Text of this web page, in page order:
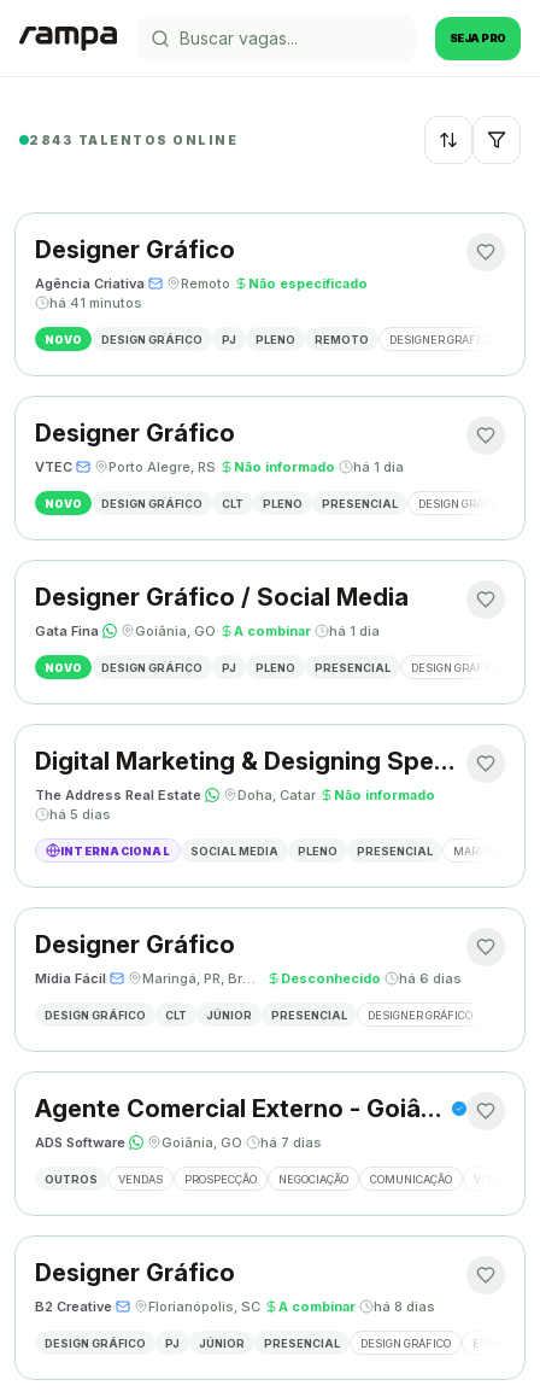
SEJA PRO
2843 TALENTOS ONLINE Recentes
Designer Gráfico
Agência Criativa· · Remoto· Não especificado·
há 41 minutos
NOVO DESIGN GRÁFICO PJ PLENO REMOTO DESIGNER GRÁFICO
Designer Gráfico
VTEC· · Porto Alegre, RS· Não informado· há 1 dia
NOVO DESIGN GRÁFICO CLT PLENO PRESENCIAL DESIGN GRÁFICO
Designer Gráfico / Social Media
Gata Fina· · Goiânia, GO· A combinar· há 1 dia
NOVO DESIGN GRÁFICO PJ PLENO PRESENCIAL DESIGN GRÁFICO
Digital Marketing & Designing Specialist
The Address Real Estate· · Doha, Catar· Não informado·
há 5 dias
INTERNACIONAL SOCIAL MEDIA PLENO PRESENCIAL MARKETING
Designer Gráfico
Mídia Fácil· · Maringá, PR, Brasil · Desconhecido· há 6 dias
DESIGN GRÁFICO CLT JÚNIOR PRESENCIAL DESIGNER GRÁFICO
Agente Comercial Externo - Goiânia
ADS Software· · Goiânia, GO· há 7 dias
OUTROS VENDAS PROSPECÇÃO NEGOCIAÇÃO COMUNICAÇÃO VISITAS
Designer Gráfico
B2 Creative· · Florianópolis, SC· A combinar· há 8 dias
DESIGN GRÁFICO PJ JÚNIOR PRESENCIAL DESIGN GRÁFICO ESTÁGIO